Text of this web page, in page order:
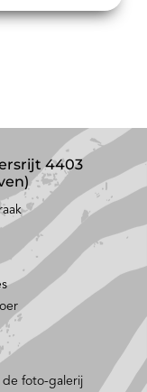
4403
de foto-galerij